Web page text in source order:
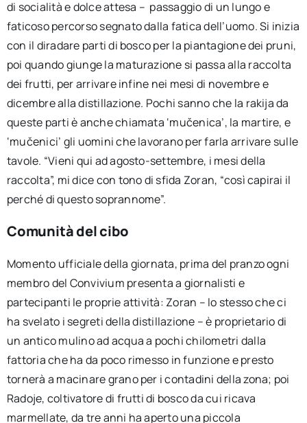
di socialità e dolce attesa – passaggio di un lungo e
faticoso percorso segnato dalla fatica dell’uomo. Si inizia
con il diradare parti di bosco per la piantagione dei pruni,
poi quando giunge la maturazione si passa alla raccolta
dei frutti, per arrivare infine nei mesi di novembre e
dicembre alla distillazione. Pochi sanno che la rakija da
queste parti è anche chiamata ‘mučenica’, la martire, e
‘mučenici’ gli uomini che lavorano per farla arrivare sulle
tavole. “Vieni qui ad agosto-settembre, i mesi della
raccolta”, mi dice con tono di sfida Zoran, “così capirai il
perché di questo soprannome”.
Comunità del cibo
Momento ufficiale della giornata, prima del pranzo ogni
membro del Convivium presenta a giornalisti e
partecipanti le proprie attività: Zoran – lo stesso che ci
ha svelato i segreti della distillazione – è proprietario di
un antico mulino ad acqua a pochi chilometri dalla
fattoria che ha da poco rimesso in funzione e presto
tornerà a macinare grano per i contadini della zona; poi
Radoje, coltivatore di frutti di bosco da cui ricava
marmellate, da tre anni ha aperto una piccola